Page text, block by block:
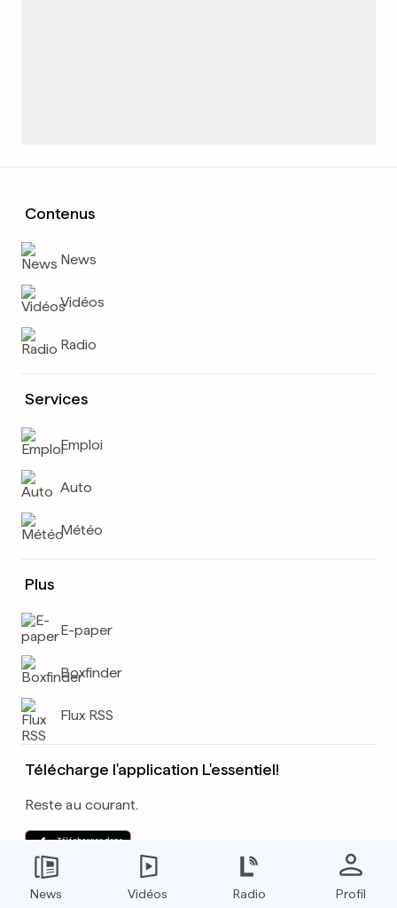
Contenus
News
Vidéos
Radio
Services
Emploi
Auto
Météo
Plus
E-paper
Boxfinder
Flux RSS
Télécharge l'application L'essentiel!
Reste au courant.
News Vidéos Radio Profil